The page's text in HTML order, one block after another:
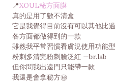
📍XOUL秘方面膜
真的是用了數不清盒
它是我覺得目前沒有可以其他比
各方面都做得到的一款
雖然我平常習慣看膚況使用功能
粉刺多清完粉刺臉泛紅 —br.lab
但你問我出遠門只能帶一款
我還是會拿秘方㊙️